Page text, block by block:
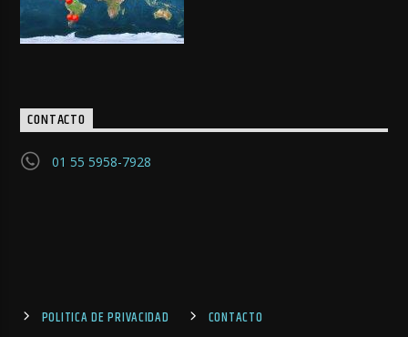
CONTACTO
01 55 5958-7928
POLITICA DE PRIVACIDAD CONTACTO